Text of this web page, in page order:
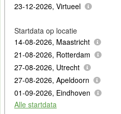
23-12-2026, Virtueel
Startdata op locatie
14-08-2026, Maastricht
21-08-2026, Rotterdam
27-08-2026, Utrecht
27-08-2026, Apeldoorn
01-09-2026, Eindhoven
Alle startdata